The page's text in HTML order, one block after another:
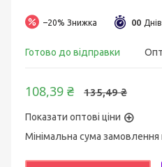
–20% 00 Днів
Готово до відправки
135,49 ₴
108,39 ₴
Показати оптові ціни
Мінімальна сума замовлення